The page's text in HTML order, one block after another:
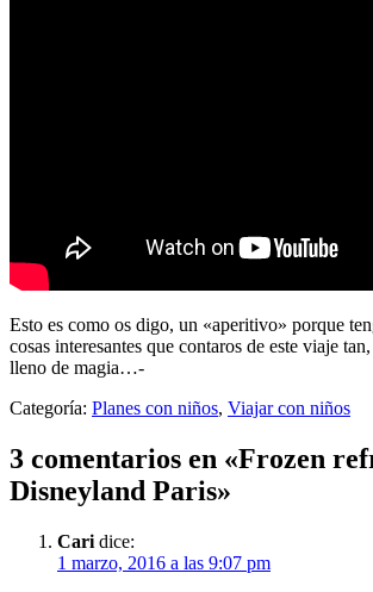
Esto es como os digo, un «aperitivo» porque
cosas interesantes que contaros de este viaje
lleno de magia…-
Categoría: Planes con niños, Viajar con niños
3 comentarios en «Frozen
Disneyland Paris»
Cari dice:
1 marzo, 2016 a las 9:07 pm